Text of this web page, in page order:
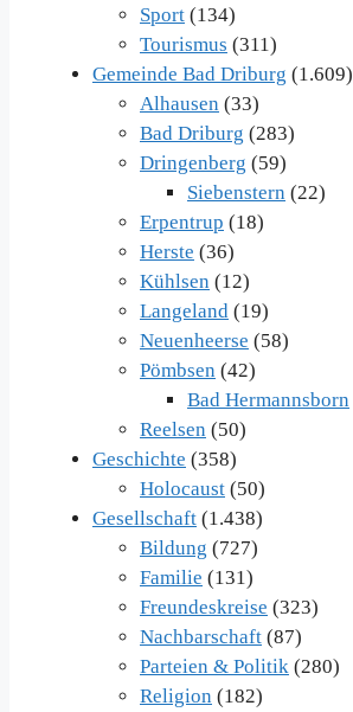
Sport (134)
Tourismus (311)
Gemeinde Bad Driburg (1.609)
Alhausen (33)
Bad Driburg (283)
Dringenberg (59)
Siebenstern (22)
Erpentrup (18)
Herste (36)
Kühlsen (12)
Langeland (19)
Neuenheerse (58)
Pömbsen (42)
Bad Hermannsborn
Reelsen (50)
Geschichte (358)
Holocaust (50)
Gesellschaft (1.438)
Bildung (727)
Familie (131)
Freundeskreise (323)
Nachbarschaft (87)
Parteien & Politik (280)
Religion (182)